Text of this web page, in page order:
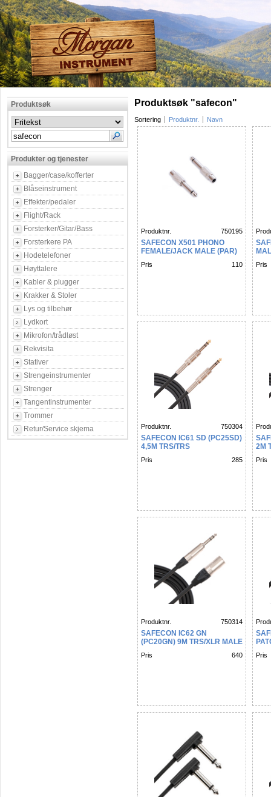
Produktsøk
Produkter og tjenester
Bagger/case/kofferter
Blåseinstrument
Effekter/pedaler
Flight/Rack
Forsterker/Gitar/Bass
Forsterkere PA
Hodetelefoner
Høyttalere
Kabler & plugger
Krakker & Stoler
Lys og tilbehør
Lydkort
Mikrofon/trådløst
Rekvisita
Stativer
Strengeinstrumenter
Strenger
Tangentinstrumenter
Trommer
Retur/Service skjema
Produktsøk "safecon"
Sortering Produktnr. Navn
Produktnr. 750195
SAFECON X501 PHONO
FEMALE/JACK MALE (PAR)
Pris 110 Pris
Produktnr. 750304
SAFECON IC61 SD (PC25SD)
4,5M TRS/TRS
Pris 285
2M
Pris
Produktnr. 750314
SAFECON IC62 GN
(PC20GN) 9M TRS/XLR MALE
Pris 640 Pris